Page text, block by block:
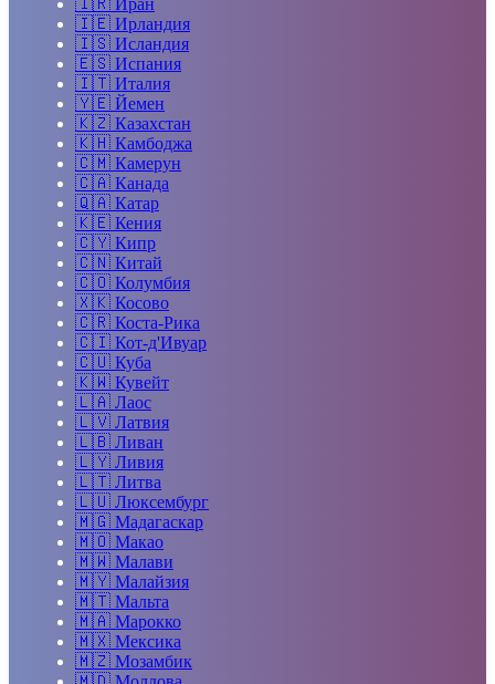
🇮🇪 Ирландия
🇮🇸 Исландия
🇪🇸 Испания
🇮🇹 Италия
🇾🇪 Йемен
🇰🇿 Казахстан
🇰🇭 Камбоджа
🇨🇲 Камерун
🇨🇦 Канада
🇶🇦 Катар
🇰🇪 Кения
🇨🇾 Кипр
🇨🇳 Китай
🇨🇴 Колумбия
🇽🇰 Косово
🇨🇷 Коста-Рика
🇨🇮 Кот-д'Ивуар
🇨🇺 Куба
🇰🇼 Кувейт
🇱🇦 Лаос
🇱🇻 Латвия
🇱🇧 Ливан
🇱🇾 Ливия
🇱🇹 Литва
🇱🇺 Люксембург
🇲🇬 Мадагаскар
🇲🇴 Макао
🇲🇼 Малави
🇲🇾 Малайзия
🇲🇹 Мальта
🇲🇦 Марокко
🇲🇽 Мексика
🇲🇿 Мозамбик